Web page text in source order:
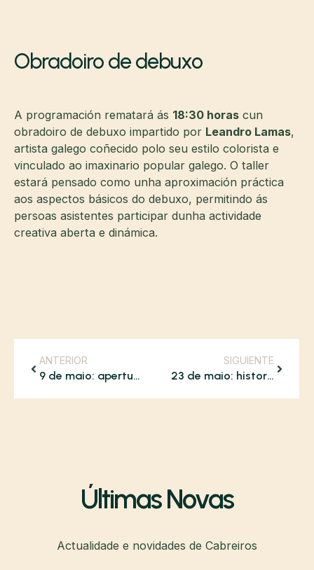
Obradoiro de debuxo
A programación rematará ás 18:30 horas cun
obradoiro de debuxo impartido por Leandro Lamas,
artista galego coñecido polo seu estilo colorista e
vinculado ao imaxinario popular galego. O taller
estará pensado como unha aproximación práctica
aos aspectos básicos do debuxo, permitindo ás
persoas asistentes participar dunha actividade
creativa aberta e dinámica.
ANTERIOR
9 de maio: apertura das XXII Xornadas Interxeracionais Rurais
SIGUIENTE
23 de maio: historia, memoria e clausura das XXII Xornadas Interxeracionais Rurais
Últimas Novas
Actualidade e novidades de Cabreiros